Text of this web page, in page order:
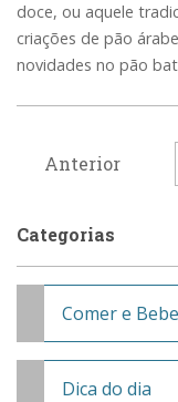
doce, ou aquele
criações de pão
novidades no pão
Anterior
Categorias
Comer e
Dica do dia